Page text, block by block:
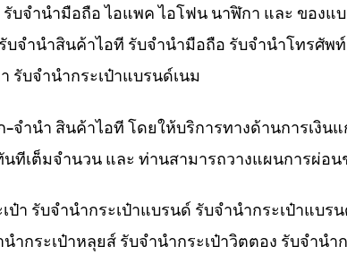
บจำนำมือถือ ไอแพค ไอโฟน นาฬิกา และ ของแ
บจำนำสินค้าไอที รับจำนำมือถือ รับจำนำโทรศั
รับจำนำกระเป๋าแบรนด์เนม
ำนำ สินค้าไอที โดยให้บริการทางด้านการเงิน
ทีเต็มจำนวน และ ท่านสามารถวางแผนการผ่อ
า รับจำนำกระเป๋าแบรนด์ รับจำนำกระเป๋าแบร
ำนำกระเป๋าหลุยส์ รับจำนำกระเป๋าวิตตอง รับจำ